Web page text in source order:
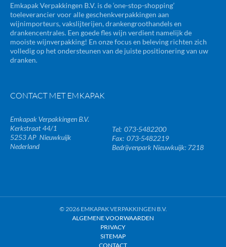
Emkapak Verpakkingen B.V. is de ‘one-stop-shopping’
toeleverancier voor alle geschenkverpakkingen aan
wijnimporteurs, vakslijterijen, drankengroothandels en
drankencentrales. Een goede fles wijn verdient namelijk de
mooiste wijnverpakking! En onze focus en beleving richten zich
volledig op het ondersteunen van de juiste positionering van uw
dranken.
CONTACT MET EMKAPAK
Emkapak Verpakkingen B.V.
Kerkstraat 44/1
5253 AP Nieuwkuijk
Nederland
073-5482200
073-5482219
Bedrijvenpark Nieuwkuijk: 7218
© 2026 EMKAPAK VERPAKKINGEN B.V.
ALGEMENE VOORWAARDEN
PRIVACY
SITEMAP
CONTACT